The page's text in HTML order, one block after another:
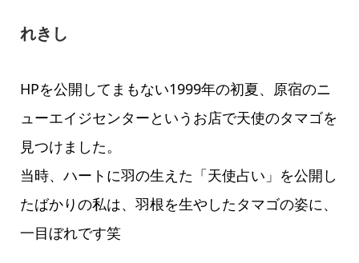
れきし
HPを公開してまもない1999年の初夏、原宿のニ
ューエイジセンターというお店で天使のタマゴを
見つけました。
当時、ハートに羽の生えた「天使占い」を公開し
たばかりの私は、羽根を生やしたタマゴの姿に、
一目ぼれです笑